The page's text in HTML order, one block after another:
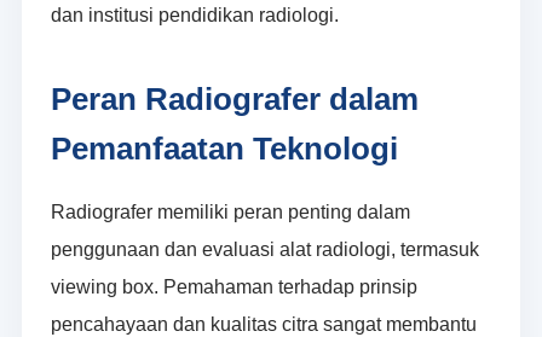
dan institusi pendidikan radiologi.
Peran Radiografer dalam
Pemanfaatan Teknologi
Radiografer memiliki peran penting dalam
penggunaan dan evaluasi alat radiologi, termasuk
viewing box. Pemahaman terhadap prinsip
pencahayaan dan kualitas citra sangat membantu